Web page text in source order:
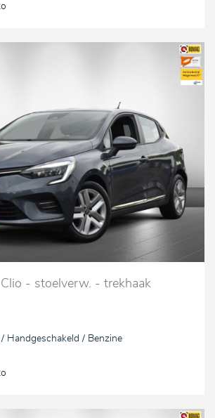
Clio - stoelverw. - trekhaak
Handgeschakeld / Benzine